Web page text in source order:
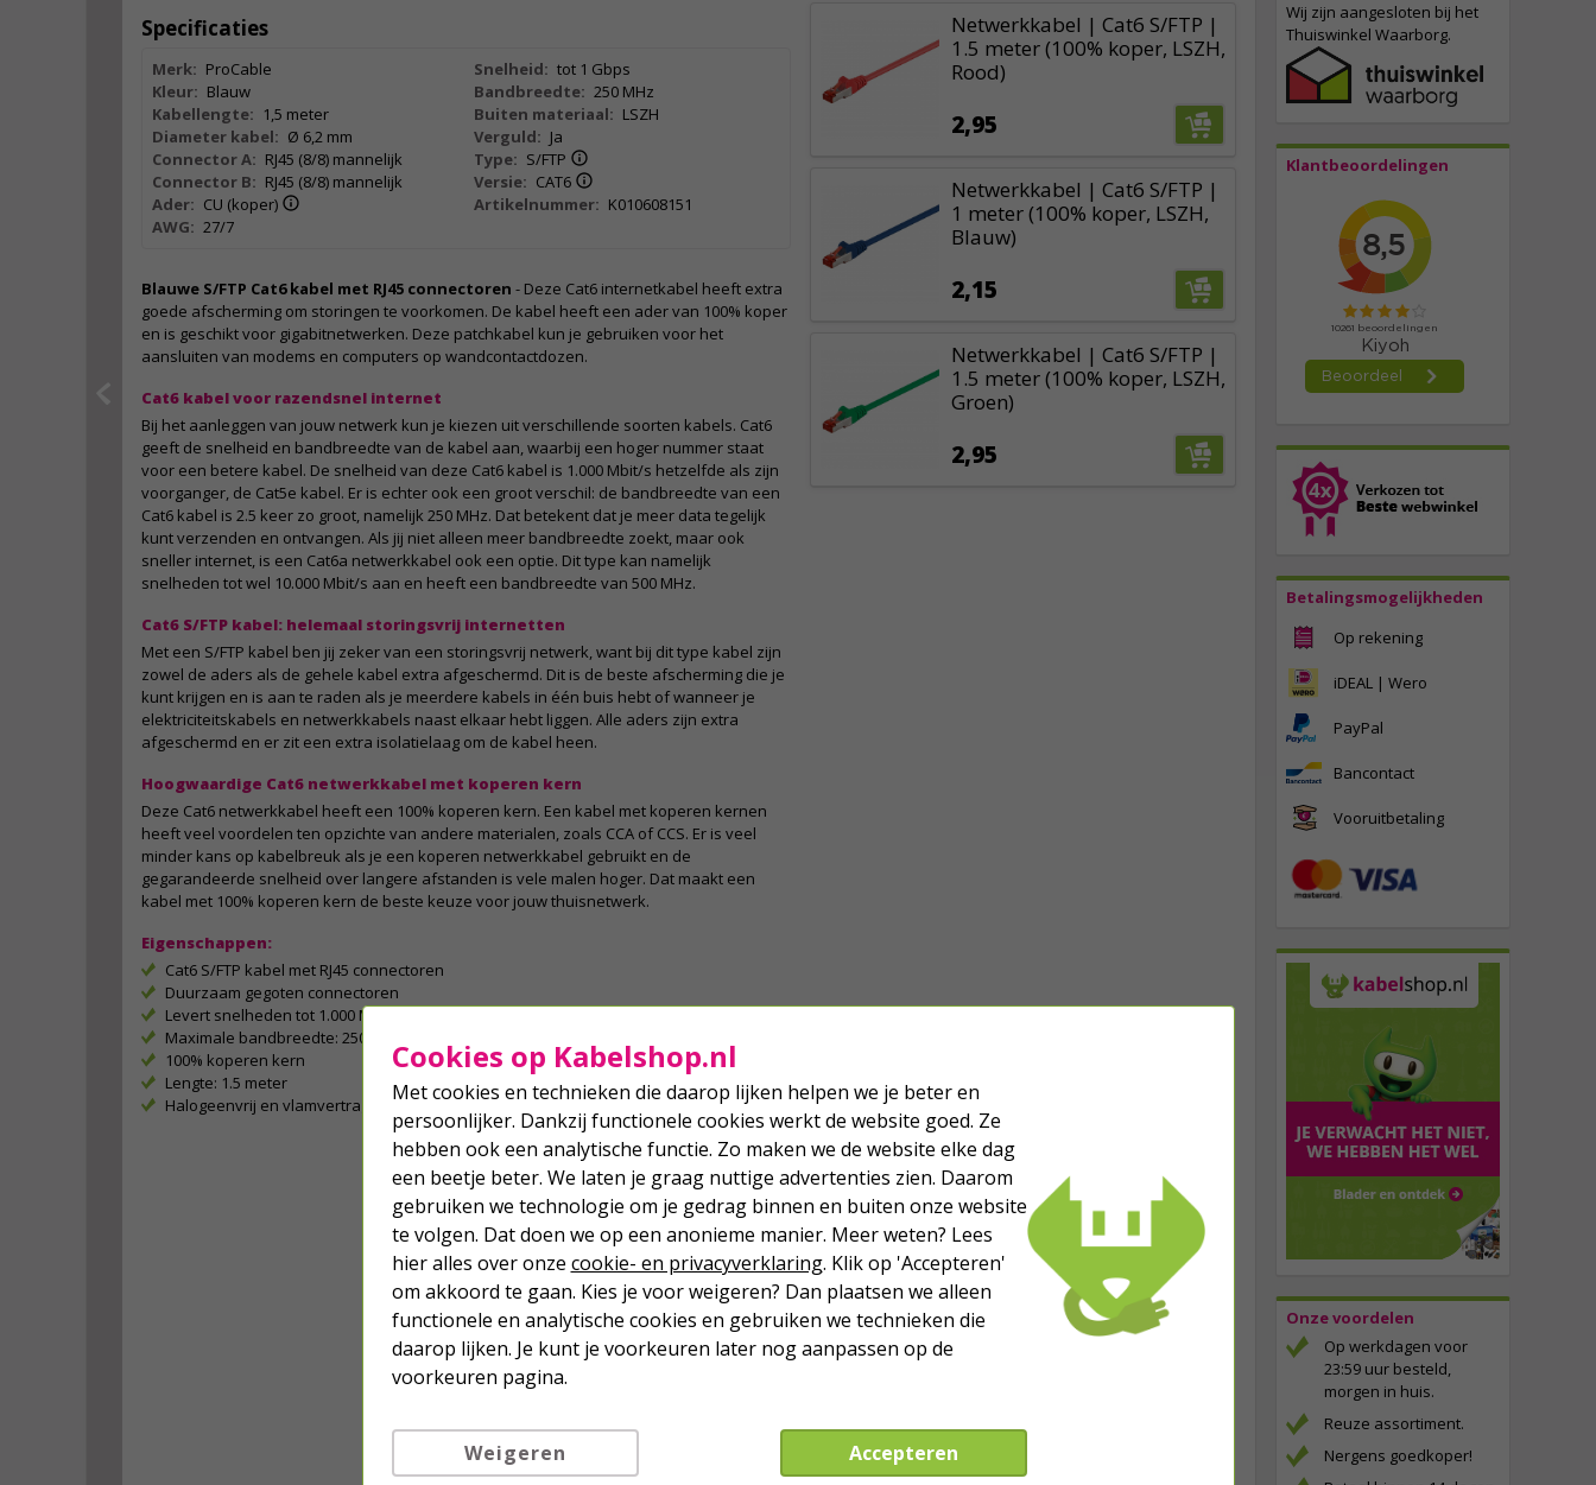
Wij zijn aangesloten bij het
Thuiswinkel Waarborg.
Klantbeoordelingen
Betalingsmogelijkheden
Op rekening
iDEAL | Wero
PayPal
Bancontact
Vooruitbetaling
Onze voordelen
Op werkdagen voor
23:59 uur besteld,
morgen in huis.
Reuze assortiment.
Nergens goedkoper!
Specificaties
Merk: ProCable
Kleur: Blauw
Kabellengte: 1,5 meter
Diameter kabel: Ø 6,2 mm
Connector A: RJ45 (8/8) mannelijk
Connector B: RJ45 (8/8) mannelijk
Ader: CU (koper)
AWG: 27/7
Snelheid: tot 1 Gbps
Bandbreedte: 250 MHz
Buiten materiaal: LSZH
Verguld: Ja
Type: S/FTP
Versie: CAT6
Artikelnummer: K010608151
Blauwe S/FTP Cat6 kabel met RJ45 connectoren - Deze Cat6 internetkabel heeft extra
goede afscherming om storingen te voorkomen. De kabel heeft een ader van 100% koper
en is geschikt voor gigabitnetwerken. Deze patchkabel kun je gebruiken voor het
aansluiten van modems en computers op wandcontactdozen.
Cat6 kabel voor razendsnel internet
Bij het aanleggen van jouw netwerk kun je kiezen uit verschillende soorten kabels. Cat6
geeft de snelheid en bandbreedte van de kabel aan, waarbij een hoger nummer staat
voor een betere kabel. De snelheid van deze Cat6 kabel is 1.000 Mbit/s hetzelfde als zijn
voorganger, de Cat5e kabel. Er is echter ook een groot verschil: de bandbreedte van een
Cat6 kabel is 2.5 keer zo groot, namelijk 250 MHz. Dat betekent dat je meer data tegelijk
kunt verzenden en ontvangen. Als jij niet alleen meer bandbreedte zoekt, maar ook
sneller internet, is een Cat6a netwerkkabel ook een optie. Dit type kan namelijk
snelheden tot wel 10.000 Mbit/s aan en heeft een bandbreedte van 500 MHz.
Cat6 S/FTP kabel: helemaal storingsvrij internetten
Met een S/FTP kabel ben jij zeker van een storingsvrij netwerk, want bij dit type kabel zijn
zowel de aders als de gehele kabel extra afgeschermd. Dit is de beste afscherming die je
kunt krijgen en is aan te raden als je meerdere kabels in één buis hebt of wanneer je
elektriciteitskabels en netwerkkabels naast elkaar hebt liggen. Alle aders zijn extra
afgeschermd en er zit een extra isolatielaag om de kabel heen.
Hoogwaardige Cat6 netwerkkabel met koperen kern
Deze Cat6 netwerkkabel heeft een 100% koperen kern. Een kabel met koperen kernen
heeft veel voordelen ten opzichte van andere materialen, zoals CCA of CCS. Er is veel
minder kans op kabelbreuk als je een koperen netwerkkabel gebruikt en de
gegarandeerde snelheid over langere afstanden is vele malen hoger. Dat maakt een
kabel met 100% koperen kern de beste keuze voor jouw thuisnetwerk.
Eigenschappen:
Cat6 S/FTP kabel met RJ45 connectoren
Duurzaam gegoten connectoren
Levert snelheden tot 1.000 Mbps
Maximale bandbreedte: 250 MHz
100% koperen kern
Lengte: 1.5 meter
Halogeenvrij en vlamvertragend (LSZH)
Netwerkkabel | Cat6 S/FTP |
1.5 meter (100% koper, LSZH,
Rood)
2,95
Netwerkkabel | Cat6 S/FTP |
1 meter (100% koper, LSZH,
Blauw)
2,15
Netwerkkabel | Cat6 S/FTP |
1.5 meter (100% koper, LSZH,
Groen)
2,95
Cookies op Kabelshop.nl
Met cookies en technieken die daarop lijken helpen we je beter en
persoonlijker. Dankzij functionele cookies werkt de website goed. Ze
hebben ook een analytische functie. Zo maken we de website elke dag
een beetje beter. We laten je graag nuttige advertenties zien. Daarom
gebruiken we technologie om je gedrag binnen en buiten onze website
te volgen. Dat doen we op een anonieme manier. Meer weten? Lees
hier alles over onze cookie- en privacyverklaring. Klik op 'Accepteren'
om akkoord te gaan. Kies je voor weigeren? Dan plaatsen we alleen
functionele en analytische cookies en gebruiken we technieken die
daarop lijken. Je kunt je voorkeuren later nog aanpassen op de
voorkeuren pagina.
Accepteren
Weigeren